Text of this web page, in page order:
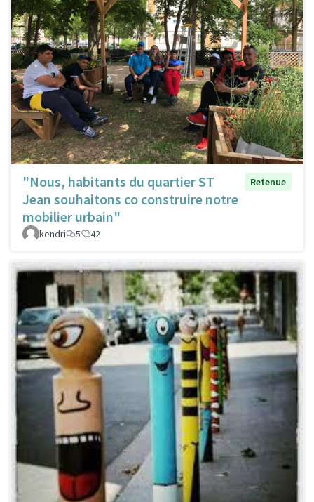
"Nous, habitants du quartier ST
Jean souhaitons co construire notre
mobilier urbain"
Retenue
kendri 5 42